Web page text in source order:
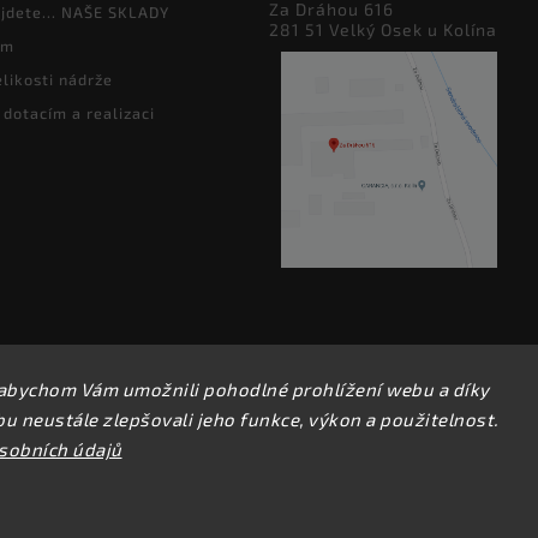
Vám umožnili pohodlné prohlížení webu a díky
neustále zlepšovali jeho funkce, výkon a použitelnost.
údajů
NAŠE SKLADY
nádrže
a realizaci
Za Dráhou 616
281 51 Velký Osek u Kolína
Copyright 2026perfect factory. Všechna práva vyhrazena.
Upravit nastavení cookies